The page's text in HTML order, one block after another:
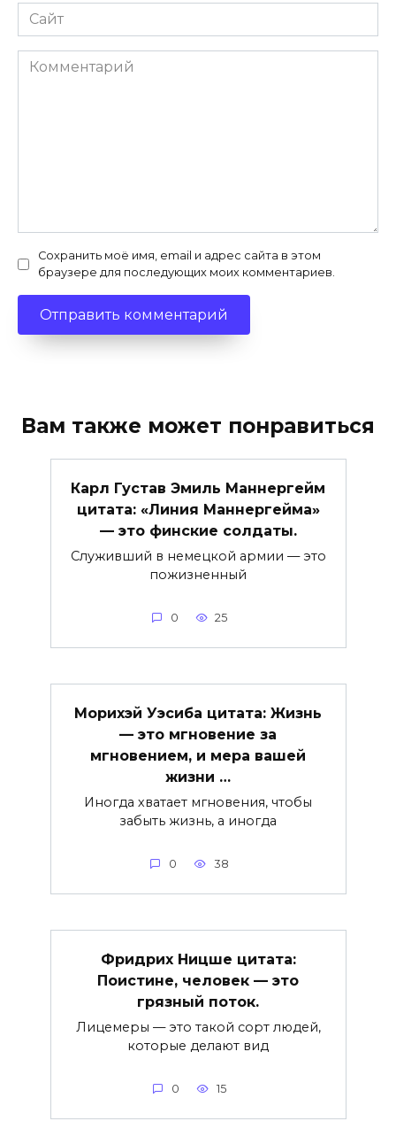
Сайт
Комментарий
Сохранить моё имя, email и адрес сайта в этом
браузере для последующих моих комментариев.
Вам также может понравиться
Карл Густав Эмиль Маннергейм
цитата: «Линия Маннергейма»
— это финские солдаты.
Служивший в немецкой армии — это
пожизненный
0 25
Морихэй Уэсиба цитата: Жизнь
— это мгновение за
мгновением, и мера вашей
жизни …
Иногда хватает мгновения, чтобы
забыть жизнь, а иногда
0 38
Фридрих Ницше цитата:
Поистине, человек — это
грязный поток.
Лицемеры — это такой сорт людей,
которые делают вид
0 15